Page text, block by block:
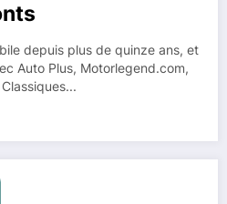
depuis plus de quinze ans, et
Auto Plus, Motorlegend.com,